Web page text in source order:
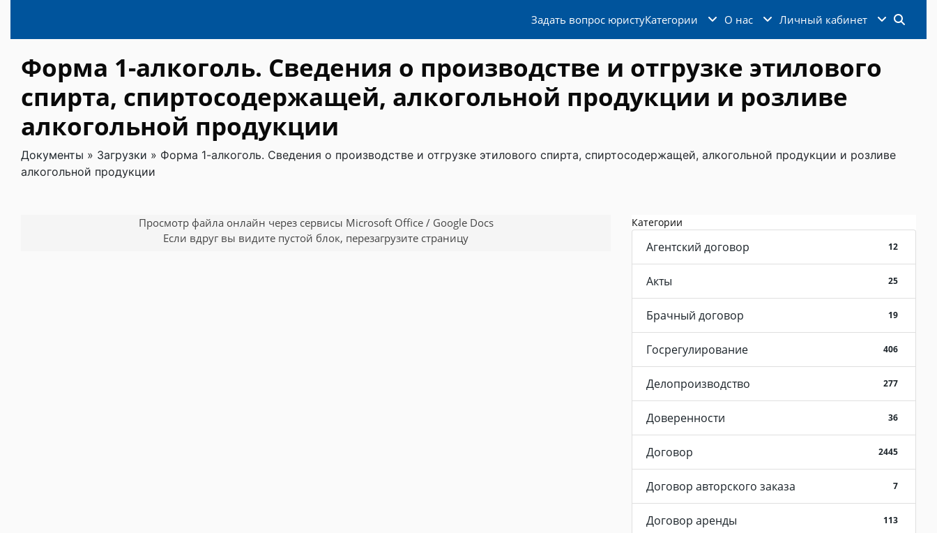
Задать вопрос юристуКатегории О нас Личный кабинет
Форма 1-алкоголь. Сведения о производстве и отгрузке этилового
спирта, спиртосодержащей, алкогольной продукции и розливе
алкогольной продукции
Документы » Загрузки » Форма 1-алкоголь. Сведения о производстве и отгрузке этилового спирта, спиртосодержащей, алкогольной продукции и розливе
алкогольной продукции
Просмотр файла онлайн через сервисы Microsoft Office / Google Docs
Если вдруг вы видите пустой блок, перезагрузите страницу
Категории
Агентский договор 12
Акты 25
Брачный договор 19
Госрегулирование 406
Делопроизводство 277
Доверенности 36
Договор 2445
Договор авторского заказа 7
Договор аренды 113